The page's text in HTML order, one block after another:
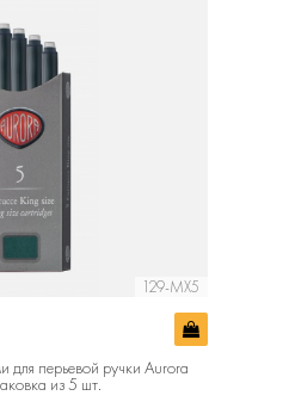
129-MX5
для перьевой ручки Aurora
из 5 шт.